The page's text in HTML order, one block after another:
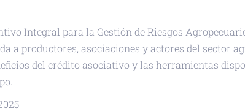
Integral para la Gestión de Riesgos
a productores, asociaciones y actores del sector
del crédito asociativo y las herramientas